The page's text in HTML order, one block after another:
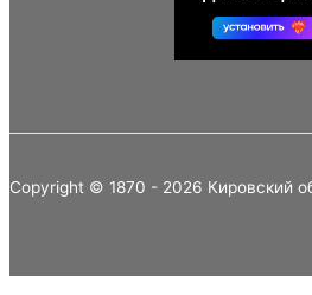
Copyright © 1870 - 2026 Кировский